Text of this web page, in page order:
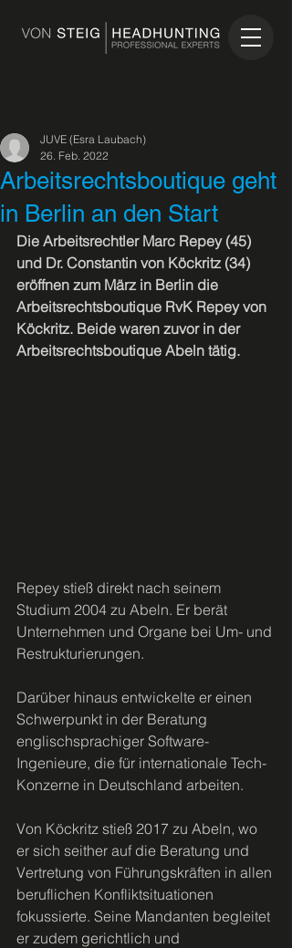
Arbeitsrechtsboutique geht
in Berlin an den Start
JUVE (Esra Laubach)
26. Feb. 2022
Die Arbeitsrechtler Marc Repey (45)
und Dr. Constantin von Köckritz (34)
eröffnen zum März in Berlin die
Arbeitsrechtsboutique RvK Repey von
Köckritz. Beide waren zuvor in der
Arbeitsrechtsboutique Abeln tätig.
Repey stieß direkt nach seinem
Studium 2004 zu Abeln. Er berät
Unternehmen und Organe bei Um- und
Restrukturierungen.
Darüber hinaus entwickelte er einen
Schwerpunkt in der Beratung
englischsprachiger Software-
Ingenieure, die für internationale Tech-
Konzerne in Deutschland arbeiten.
Von Köckritz stieß 2017 zu Abeln, wo
er sich seither auf die Beratung und
Vertretung von Führungskräften in allen
beruflichen Konfliktsituationen
fokussierte. Seine Mandanten begleitet
er zudem gerichtlich und